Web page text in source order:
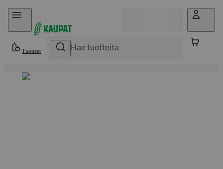
Hyppää sisältöön
Tuotteet